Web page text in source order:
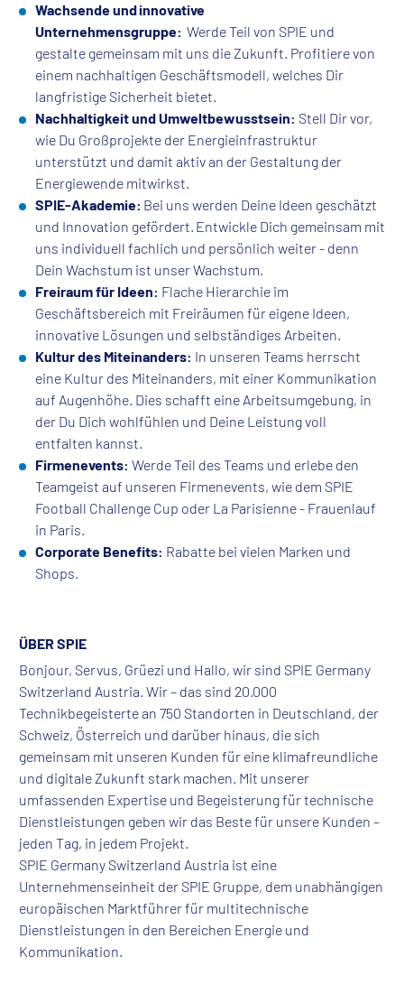
ÜBER SPIE
Bonjour, Servus, Grüezi und Hallo, wir sind SPIE Germany
Switzerland Austria. Wir – das sind 20.000
Technikbegeisterte an 750 Standorten in Deutschland, der
Schweiz, Österreich und darüber hinaus, die sich
gemeinsam mit unseren Kunden für eine klimafreundliche
und digitale Zukunft stark machen. Mit unserer
umfassenden Expertise und Begeisterung für technische
Dienstleistungen geben wir das Beste für unsere Kunden –
jeden Tag, in jedem Projekt.
SPIE Germany Switzerland Austria ist eine
Unternehmenseinheit der SPIE Gruppe, dem unabhängigen
europäischen Marktführer für multitechnische
Dienstleistungen in den Bereichen Energie und
Kommunikation.
Wachsende und innovative
Unternehmensgruppe: Werde Teil von SPIE und
gestalte gemeinsam mit uns die Zukunft. Profitiere von
einem nachhaltigen Geschäftsmodell, welches Dir
langfristige Sicherheit bietet.
Nachhaltigkeit und Umweltbewusstsein: Stell Dir vor,
wie Du Großprojekte der Energieinfrastruktur
unterstützt und damit aktiv an der Gestaltung der
Energiewende mitwirkst.
SPIE-Akademie: Bei uns werden Deine Ideen geschätzt
und Innovation gefördert. Entwickle Dich gemeinsam mit
uns individuell fachlich und persönlich weiter - denn
Dein Wachstum ist unser Wachstum.
Freiraum für Ideen: Flache Hierarchie im
Geschäftsbereich mit Freiräumen für eigene Ideen,
innovative Lösungen und selbständiges Arbeiten.
Kultur des Miteinanders: In unseren Teams herrscht
eine Kultur des Miteinanders, mit einer Kommunikation
auf Augenhöhe. Dies schafft eine Arbeitsumgebung, in
der Du Dich wohlfühlen und Deine Leistung voll
entfalten kannst.
Firmenevents: Werde Teil des Teams und erlebe den
Teamgeist auf unseren Firmenevents, wie dem SPIE
Football Challenge Cup oder La Parisienne - Frauenlauf
in Paris.
Corporate Benefits: Rabatte bei vielen Marken und
Shops.